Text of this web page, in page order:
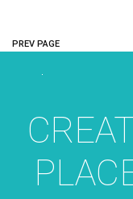
PREV PAGE